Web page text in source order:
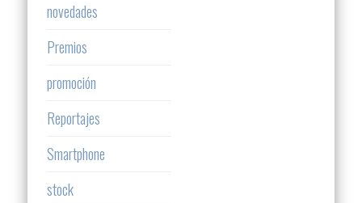
novedades
Premios
promoción
Reportajes
Smartphone
stock